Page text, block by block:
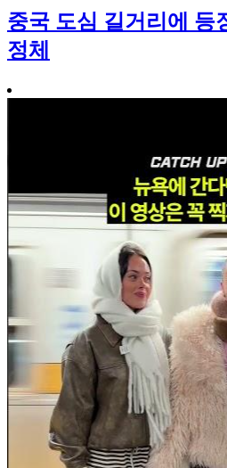
중국 도심 길거리에 등
정체